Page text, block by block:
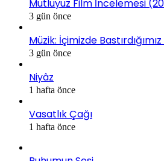
Mutluyuz Film İncelemesi
3 gün önce
Müzik: İçimizde
3 gün önce
Niyâz
1 hafta önce
Vasatlık Çağı
1 hafta önce